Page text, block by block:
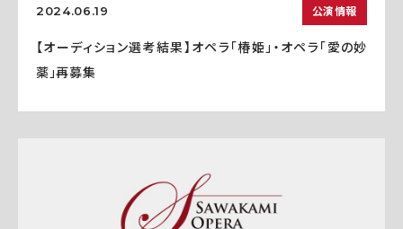
2024.06.19 公演情報
【オーディション選考結果】オペラ「椿姫」・オペラ「愛の妙
薬」再募集